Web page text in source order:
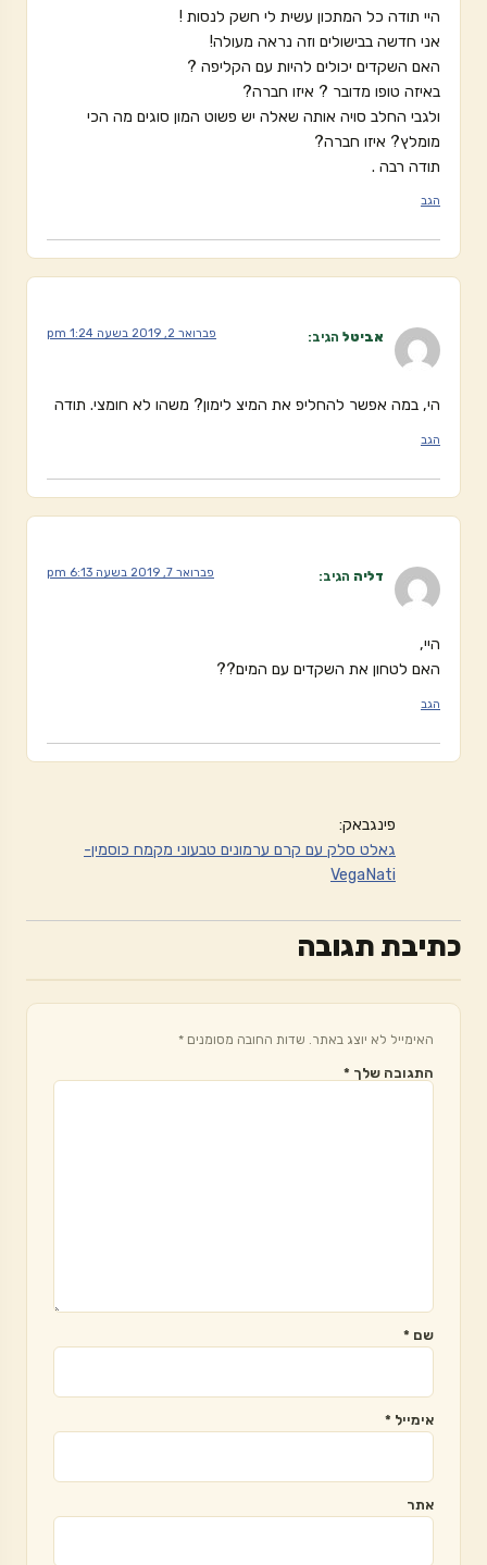
היי תודה כל המתכון עשית לי חשק לנסות !
אני חדשה בבישולים וזה נראה מעולה!
האם השקדים יכולים להיות עם הקליפה ?
באיזה טופו מדובר ? איזו חברה?
ולגבי החלב סויה אותה שאלה יש פשוט המון סוגים מה הכי
מומלץ? איזו חברה?
תודה רבה .
הגב
אביטל הגיב: פברואר 2, 2019 בשעה 1:24 pm
הי, במה אפשר להחליפ את המיצ לימון? משהו לא חומצי. תודה
הגב
דליה הגיב: פברואר 7, 2019 בשעה 6:13 pm
היי,
האם לטחון את השקדים עם המים??
הגב
פינגבאק:
גאלט סלק עם קרם ערמונים טבעוני מקמח כוסמין-
VegaNati
כתיבת תגובה
האימייל לא יוצג באתר. שדות החובה מסומנים *
התגובה שלך *
שם *
אימייל *
אתר